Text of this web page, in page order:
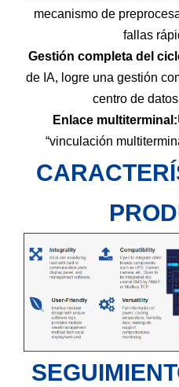
mecanismo de
fallas
Gestión completa del
de IA, logre una gestión
centro de
Enlace multiterminal:
“vinculación